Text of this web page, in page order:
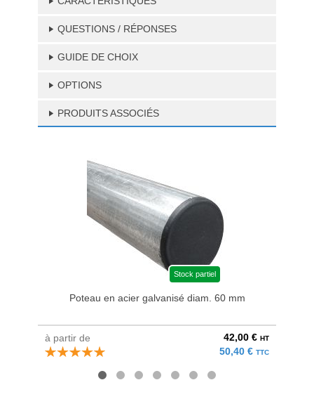
QUESTIONS / RÉPONSES
GUIDE DE CHOIX
OPTIONS
PRODUITS ASSOCIÉS
Stock partiel
Poteau en acier galvanisé diam. 60 mm
à partir de 42,00 € HT
50,40 € TTC